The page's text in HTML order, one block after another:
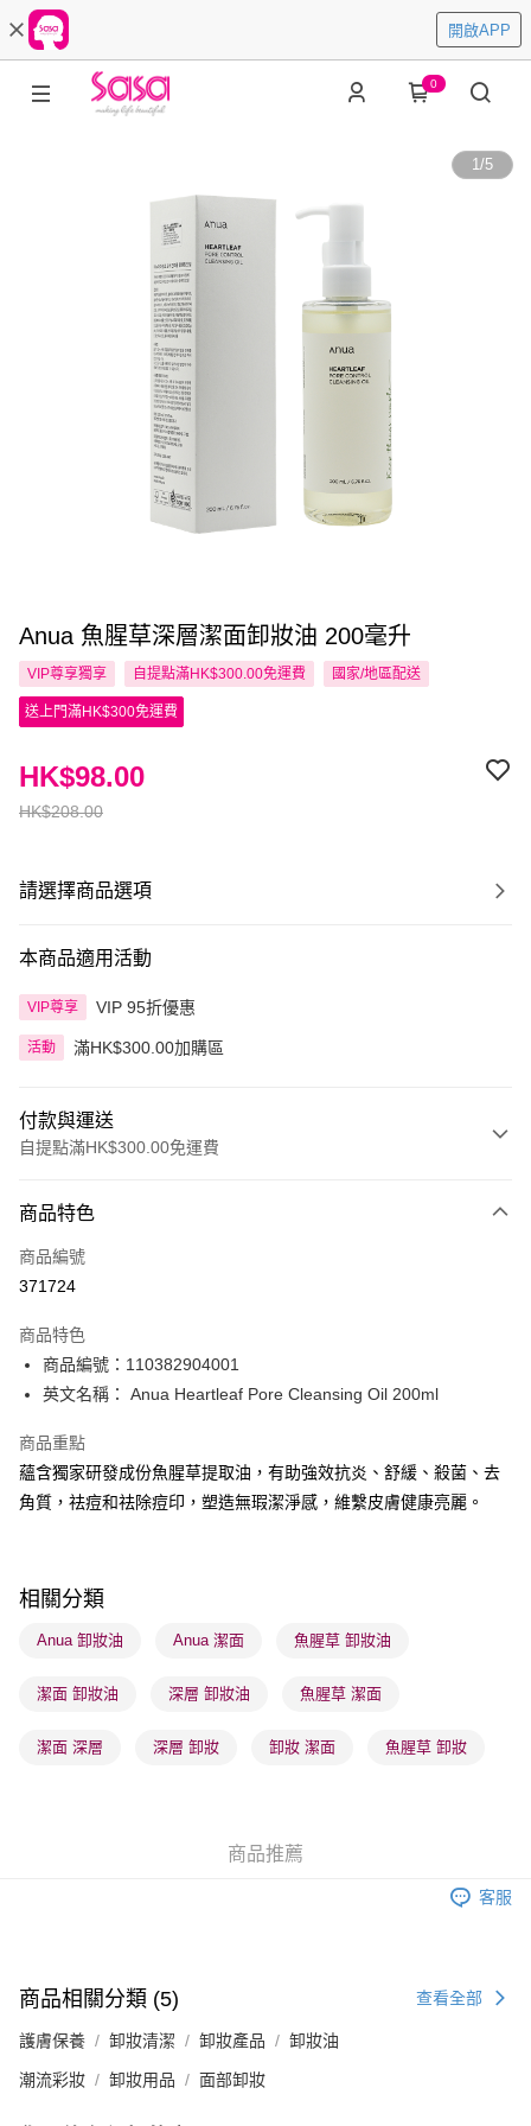
開啟APP
0
1/5
Anua 魚腥草深層潔面卸妝油 200毫升
VIP尊享獨享 自提點滿HK$300.00免運費 國家/地區配送
送上門滿HK$300免運費
HK$208.00
HK$98.00
請選擇商品選項
本商品適用活動
VIP尊享 VIP 95折優惠
活動 滿HK$300.00加購區
付款與運送
自提點滿HK$300.00免運費
信用卡
Apple Pay
PayMe
WeChat Pay
BoC Pay
送貨方式
每筆HK$65.00，滿HK$300.00或以上免運費
確認發貨後1-3 工作天送達，訂單將隨機分配至SF順豐速運或京東
每筆HK$65.00，滿HK$300.00或以上免運費
每筆HK$20.00，滿HK$100.00或以上免運費
(澳門門市) 只顯示可選門市。確認發貨後2-5個工作天到店，3天內
澳門地區配送 - 確認發貨後1-4個工作天送達 運費表
商品特色
商品編號
371724
商品特色
商品編號：110382904001
英文名稱： Anua Heartleaf Pore Cleansing Oil 200ml
商品重點
蘊含獨家研發成份魚腥草提取油，有助強效抗炎、舒緩、殺菌、去
角質，祛痘和祛除痘印，塑造無瑕潔淨感，維繫皮膚健康亮麗。
相關分類
Anua 卸妝油 Anua 潔面 魚腥草 卸妝油
潔面 卸妝油 深層 卸妝油 魚腥草 潔面
潔面 深層 深層 卸妝 卸妝 潔面 魚腥草 卸妝
商品推薦
客服
商品相關分類 (5) 查看全部
護膚保養 卸妝清潔 卸妝產品 卸妝油
潮流彩妝 卸妝用品 面部卸妝